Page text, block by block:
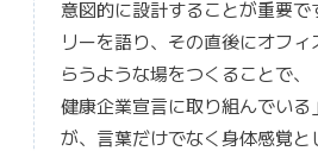
意図的に設計することが重要
リーを語り、その直後にオフ
らうような場をつくることで
健康企業宣言に取り組んでい
が、言葉だけでなく身体感覚と